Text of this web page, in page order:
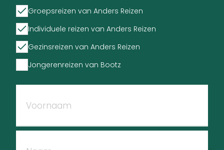
Groepsreizen van Anders Reizen
Individuele reizen van Anders Reizen
Gezinsreizen van Anders Reizen
Jongerenreizen van Bootz